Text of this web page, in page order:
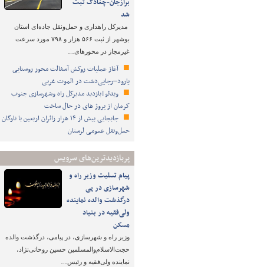
برازجان-چغادک ثبت
شد
مدیرکل راهداری و حمل‌ونقل جاده‌ای استان
بوشهر از ثبت ۵۶۶ هزار و ۷۹۸ مورد سرعت
غیرمجاز در محورهای…
آغاز عملیات روکش آسفالت محور روستایی
یارود–رجایی‌دشت در الموت غربی
ویدئو|بازدید مدیرکل راه وشهرسازی جنوب
کرمان از پروژ های در حال ساخت
جابجایی بیش از ۱۴ هزار زائران اربعین با ناوگان
حمل‌ونقل عمومی لرستان
پربازدیدترین‌های سرویس
پیام تسلیت وزیر راه و
شهرسازی در پی
درگذشت والده نماینده
ولی‌فقیه در بنیاد
مسکن
وزیر راه و شهرسازی، در پیامی، درگذشت والده
حجت‌الاسلام‌والمسلمین حسین روحانی‌نژاد،
نماینده ولی‌فقیه و رئیس…